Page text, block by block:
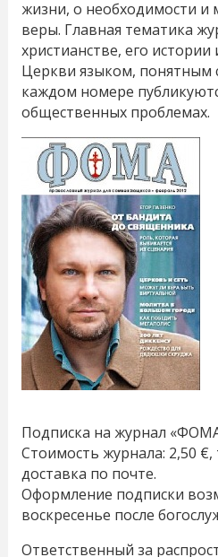
жизни, о необходимости и
веры. Главная тематика
христианстве, его
Церкви языком, понятным
каждом номере
общественных проблемах.
Подписка на журнал
Стоимость журнала: 2,50
доставка по почте.
Оформление подписки
воскресенье после
Ответственный за